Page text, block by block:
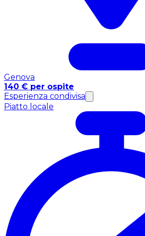
Genova
140 € per ospite
Esperienza condivisa
Piatto locale